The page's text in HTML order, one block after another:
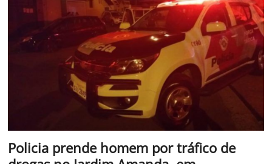
Policia prende homem por tráfico de